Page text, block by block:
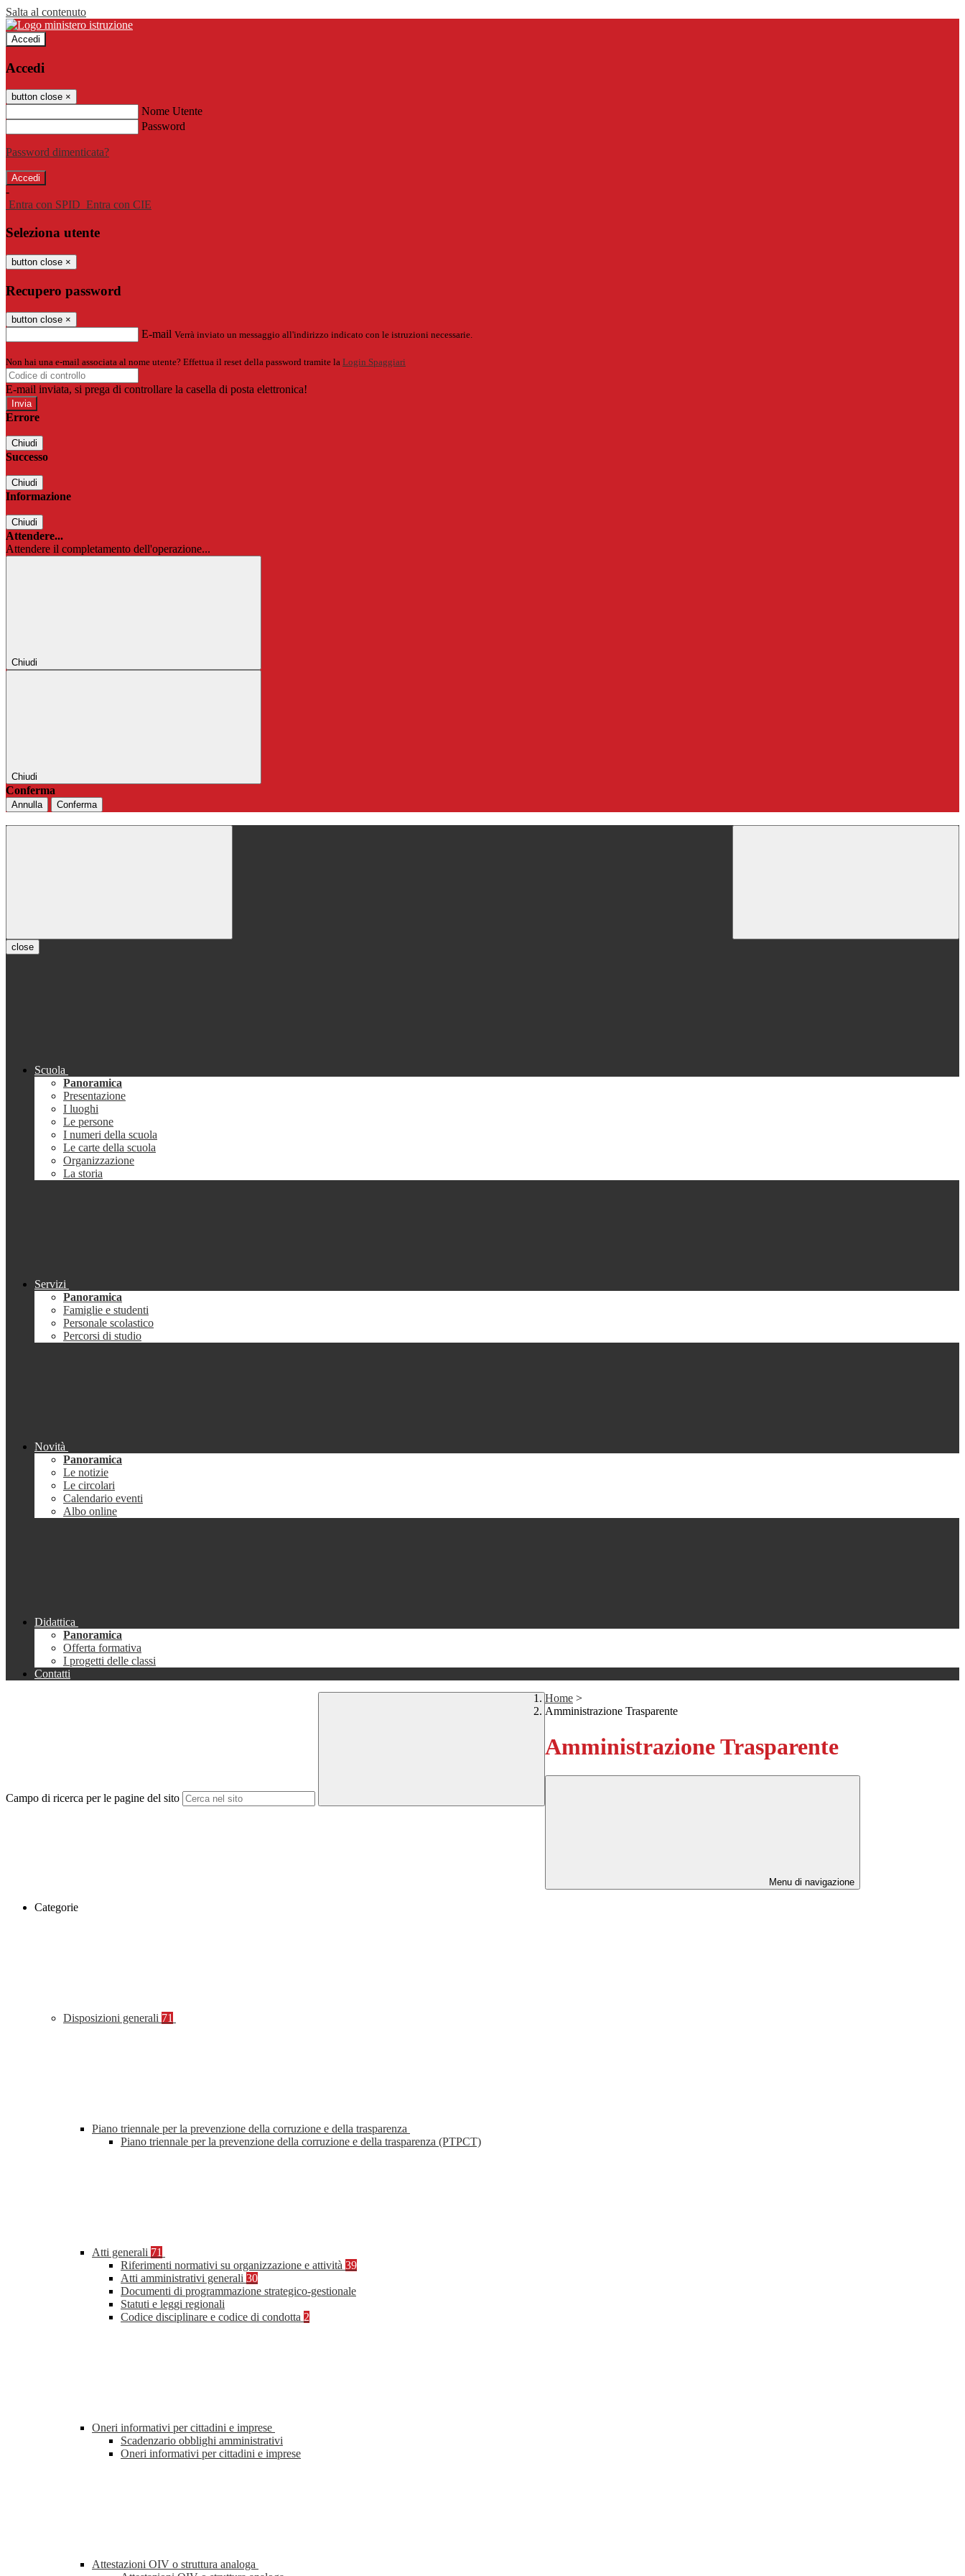
Salta al contenuto
Accedi
Accedi
button close ×
Nome Utente
Password
Password dimenticata?
-
Entra con SPID Entra con CIE
Seleziona utente
button close ×
Recupero password
button close ×
E-mail Verrà inviato un messaggio all'indirizzo indicato con le istruzioni necessarie.
Non hai una e-mail associata al nome utente? Effettua il reset della password tramite la Login Spaggiari
E-mail inviata, si prega di controllare la casella di posta elettronica!
Errore
Chiudi
Successo
Chiudi
Informazione
Chiudi
Attendere...
Attendere il completamento dell'operazione...
Chiudi
Chiudi
Conferma
Annulla Conferma
close
Scuola
Panoramica
Presentazione
I luoghi
Le persone
I numeri della scuola
Le carte della scuola
Organizzazione
La storia
Servizi
Panoramica
Famiglie e studenti
Personale scolastico
Percorsi di studio
Novità
Panoramica
Le notizie
Le circolari
Calendario eventi
Albo online
Didattica
Panoramica
Offerta formativa
I progetti delle classi
Contatti
Campo di ricerca per le pagine del sito
Home >
Amministrazione Trasparente
Amministrazione Trasparente
Menu di navigazione
Categorie
Disposizioni generali 71
Piano triennale per la prevenzione della corruzione e della trasparenza
Piano triennale per la prevenzione della corruzione e della trasparenza (PTPCT)
Atti generali 71
Riferimenti normativi su organizzazione e attività 39
Atti amministrativi generali 30
Documenti di programmazione strategico-gestionale
Statuti e leggi regionali
Codice disciplinare e codice di condotta 2
Oneri informativi per cittadini e imprese
Scadenzario obblighi amministrativi
Oneri informativi per cittadini e imprese
Attestazioni OIV o struttura analoga